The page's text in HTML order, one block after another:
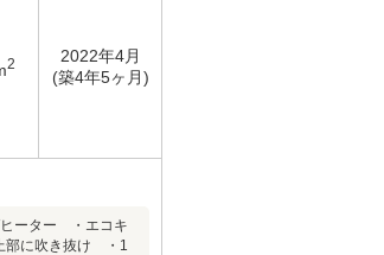
2
2022年4月
(築4年5ヶ月)
ーター ・エコキ
部に吹き抜け ・1